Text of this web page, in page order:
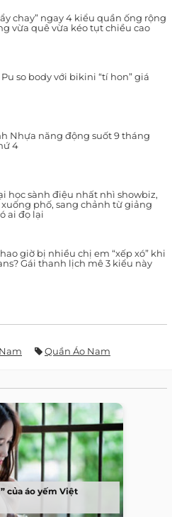
chay” ngay 4 kiểu quần ống rộng
vừa quê vừa kéo tụt chiều cao
so body với bikini “tí hon” giá
Nhựa năng động suốt 9 tháng
4
học sành điệu nhất nhì showbiz,
xuống phố, sang chảnh từ giảng
ai đọ lại
giờ bị nhiều chị em “xếp xó” khi
Gái thanh lịch mê 3 kiểu này
Quần Áo Nam
của áo yếm Việt